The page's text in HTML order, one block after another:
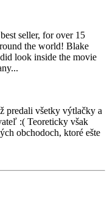
seller, for over 15
the world! Blake
look inside the movie
predali všetky výtlačky a
:( Teoreticky však
obchodoch, ktoré ešte